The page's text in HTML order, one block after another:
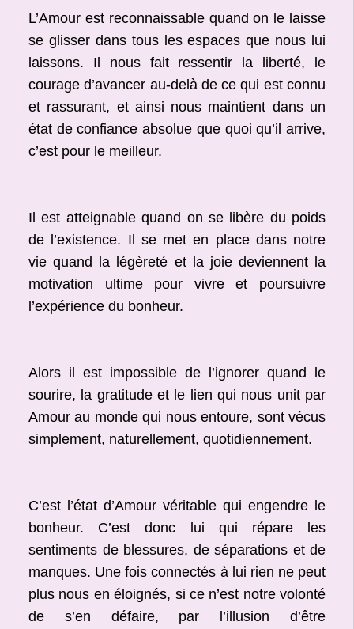
L’Amour est reconnaissable quand on le laisse
se glisser dans tous les espaces que nous lui
laissons. Il nous fait ressentir la liberté, le
courage d’avancer au-delà de ce qui est connu
et rassurant, et ainsi nous maintient dans un
état de confiance absolue que quoi qu’il arrive,
c’est pour le meilleur.
Il est atteignable quand on se libère du poids
de l’existence. Il se met en place dans notre
vie quand la légèreté et la joie deviennent la
motivation ultime pour vivre et poursuivre
l’expérience du bonheur.
Alors il est impossible de l’ignorer quand le
sourire, la gratitude et le lien qui nous unit par
Amour au monde qui nous entoure, sont vécus
simplement, naturellement, quotidiennement.
C’est l’état d’Amour véritable qui engendre le
bonheur. C’est donc lui qui répare les
sentiments de blessures, de séparations et de
manques. Une fois connectés à lui rien ne peut
plus nous en éloignés, si ce n’est notre volonté
de s’en défaire, par l’illusion d’être